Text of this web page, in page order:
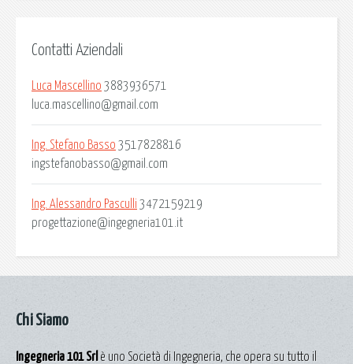
Contatti Aziendali
Luca Mascellino 3883936571
luca.mascellino@gmail.com
Ing. Stefano Basso 3517828816
ingstefanobasso@gmail.com
Ing. Alessandro Pasculli 3472159219
progettazione@ingegneria101.it
Chi Siamo
Ingegneria 101 Srl è uno Società di Ingegneria, che opera su tutto il